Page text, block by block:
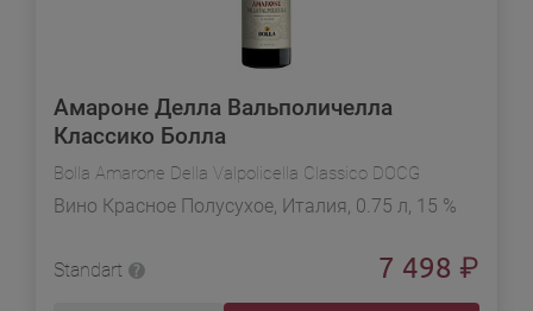
Амароне Делла Вальполичелла
Классико Болла
Bolla Amarone Della Valpolicella Classico DOCG
Вино Красное Полусухое, Италия, 0.75 л, 15 %
Standart 7 498 ₽